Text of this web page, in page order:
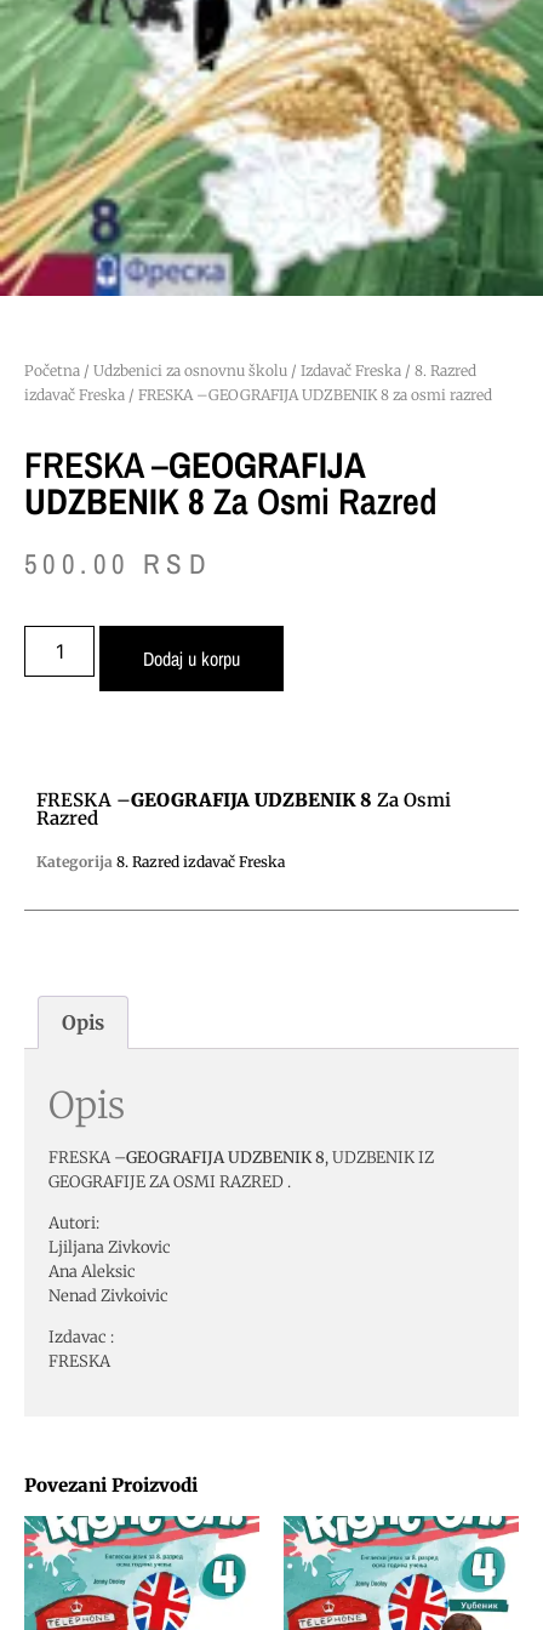
Početna / Udzbenici za osnovnu školu / Izdavač Freska / 8. Razred
izdavač Freska / FRESKA –GEOGRAFIJA UDZBENIK 8 za osmi razred
FRESKA –GEOGRAFIJA
UDZBENIK 8 Za Osmi Razred
500.00 RSD
Dodaj u korpu
Povezani Proizvodi
FRESKA –GEOGRAFIJA UDZBENIK 8 Za Osmi
Razred
Kategorija 8. Razred izdavač Freska
Opis
Opis
FRESKA –GEOGRAFIJA UDZBENIK 8, UDZBENIK IZ
GEOGRAFIJE ZA OSMI RAZRED .
Autori:
Ljiljana Zivkovic
Ana Aleksic
Nenad Zivkoivic
Izdavac :
FRESKA